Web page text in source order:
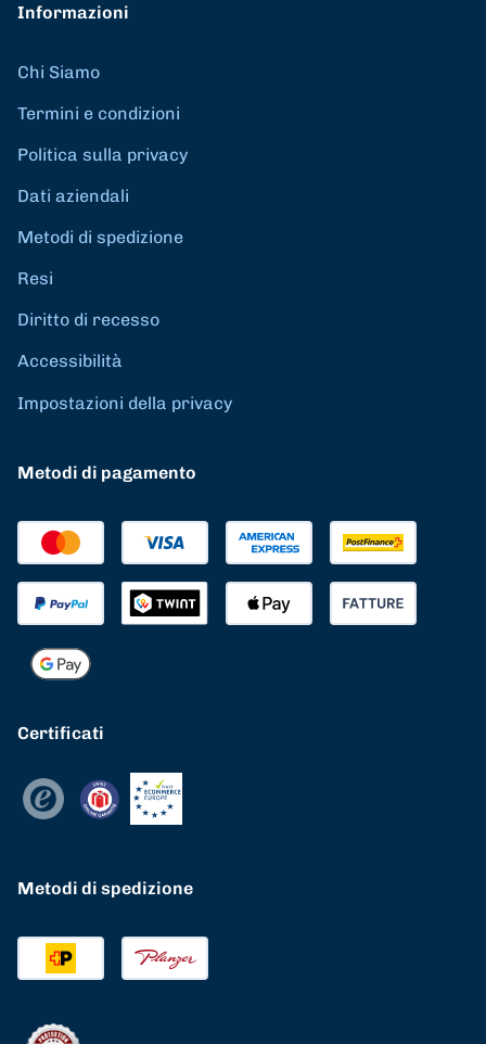
Informazioni
Chi Siamo
Termini e condizioni
Politica sulla privacy
Dati aziendali
Metodi di spedizione
Resi
Diritto di recesso
Accessibilità
Impostazioni della privacy
Metodi di pagamento
Certificati
Metodi di spedizione